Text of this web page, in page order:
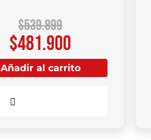
$539.899
$481.900
Añadir al carrito